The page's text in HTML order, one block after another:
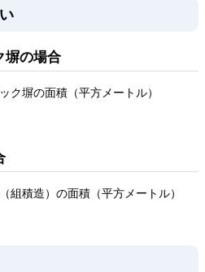
塀の場合
塀の面積（平方メートル）
積造）の面積（平方メートル）